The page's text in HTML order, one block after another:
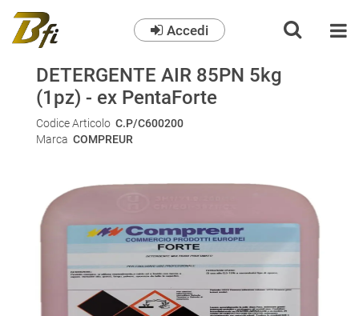
Accedi
DETERGENTE AIR 85PN 5kg
(1pz) - ex PentaForte
Codice Articolo C.P/C600200
Marca COMPREUR